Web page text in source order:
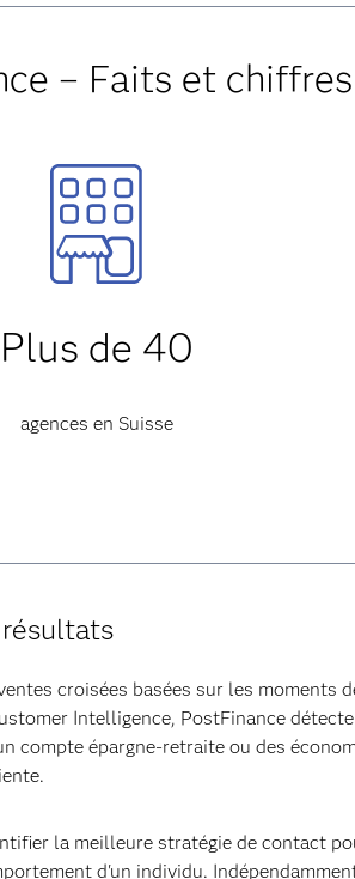
– Faits et chiffres
Plus de 40
agences en Suisse
croisées basées sur les moments
Intelligence, PostFinance
compte épargne-retraite ou des
la meilleure stratégie de contact
d'un individu.